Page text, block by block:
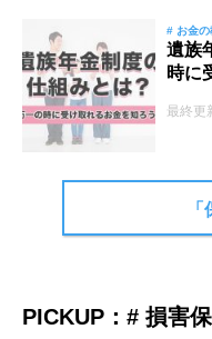
# お金の
遺族
時に
最終更
PICKUP：# 損害